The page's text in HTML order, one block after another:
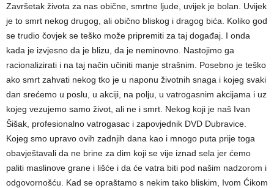
Završetak života za nas obične, smrtne ljude, uvijek je bolan. Uvijek
je to smrt nekog drugog, ali obično bliskog i dragog bića. Koliko god
se trudio čovjek se teško može pripremiti za taj događaj. I onda
kada je izvjesno da je blizu, da je neminovno. Nastojimo ga
racionalizirati i na taj način učiniti manje strašnim. Posebno je teško
ako smrt zahvati nekog tko je u naponu životnih snaga i kojeg svaki
dan srećemo u poslu, u akciji, na polju, u vatrogasnim akcijama i uz
kojeg vezujemo samo život, ali ne i smrt. Nekog koji je naš Ivan
Šišak, profesionalno vatrogasac i zapovjednik DVD Dubravice.
Kojeg smo upravo ovih zadnjih dana kao i mnogo puta prije toga
obavještavali da ne brine za dim koji se vije iznad sela jer ćemo
paliti maslinove grane i lišće i da će vatra biti pod našim nadzorom i
odgovornošću. Kad se opraštamo s nekim tako bliskim, Ivom Ćikom